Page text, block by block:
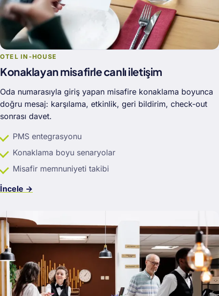
OTEL IN-HOUSE
Konaklayan misafirle canlı iletişim
Oda numarasıyla giriş yapan misafire konaklama boyunca
doğru mesaj: karşılama, etkinlik, geri bildirim, check-out
sonrası davet.
PMS entegrasyonu
Konaklama boyu senaryolar
Misafir memnuniyeti takibi
İncele →